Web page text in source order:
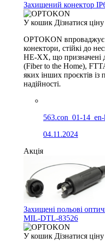
Захищений конектор
У кошик Дізнатися ціну
OPTOKON впроваджує
конектори, стійкі до
HE-XX, що призначені
(Fiber to the Home),
яких інших проєктів
надійності.
563.con_01-
04.11.2024
Акція
Захищені польові
MIL-DTL-83526
У кошик Дізнатися ціну